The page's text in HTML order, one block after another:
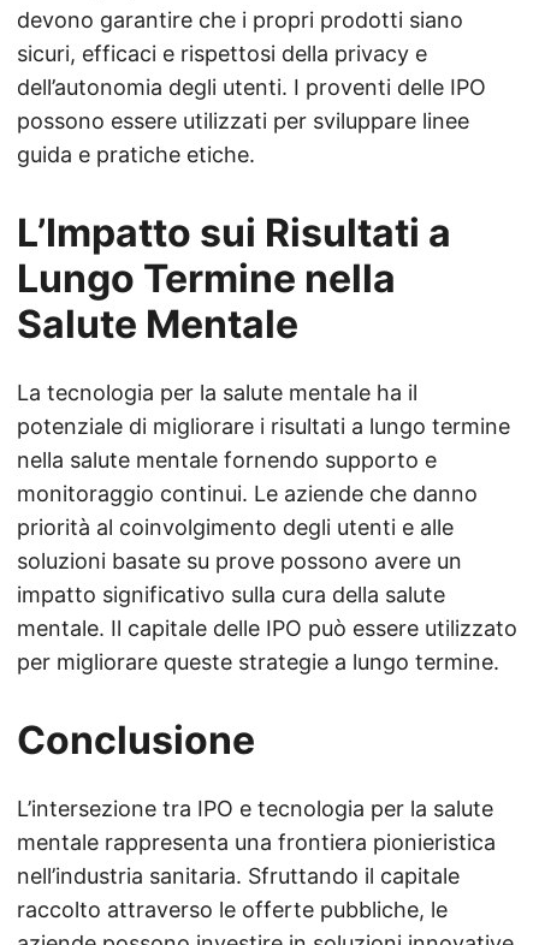
devono garantire che i propri prodotti siano
sicuri, efficaci e rispettosi della privacy e
dell’autonomia degli utenti. I proventi delle IPO
possono essere utilizzati per sviluppare linee
guida e pratiche etiche.
L’Impatto sui Risultati a
Lungo Termine nella
Salute Mentale
La tecnologia per la salute mentale ha il
potenziale di migliorare i risultati a lungo termine
nella salute mentale fornendo supporto e
monitoraggio continui. Le aziende che danno
priorità al coinvolgimento degli utenti e alle
soluzioni basate su prove possono avere un
impatto significativo sulla cura della salute
mentale. Il capitale delle IPO può essere utilizzato
per migliorare queste strategie a lungo termine.
Conclusione
L’intersezione tra IPO e tecnologia per la salute
mentale rappresenta una frontiera pionieristica
nell’industria sanitaria. Sfruttando il capitale
raccolto attraverso le offerte pubbliche, le